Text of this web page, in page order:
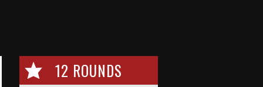
12 ROUNDS